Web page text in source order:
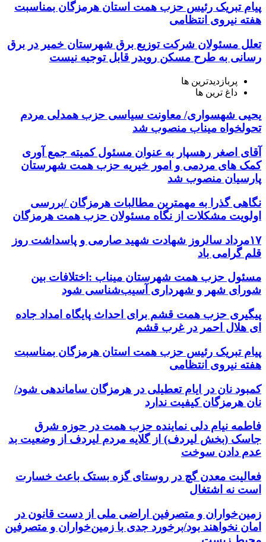
پیام تبریک رئیس حزب همت استان هرمزگان بمناسبت
هفته نیروی انتظامی
تعلل مسئولان شرکت توزیع برق شهرستان خمیر در برق
رسانی به طرح مسکن رویدر قابل توجیه نیست
پربازدیدترین ها
داغ ترین ها
یحیی شهسواری/ معاونت سیاسی حزب همدلی مردم
تحولخواه میناب منصوب شد
آقای اصغر رهسپار به عنوان مسئول کمیته جمع آوری
کمک های مردمی و امور خیریه حزب همت شهرستان
پارسیان منصوب شد
نگاهی گذرا به مهمترین مطالبات هرمزگان /بررسی
اولویت مشکلات از نگاه مسئولان حزب همت هرمزگان
۱۷مرداد سالروز شهادت شهید صارمی و پاسداشت روز
قلم گرامی باد
مسئول حزب همت شهرستان میناب :اختلافات بین
شورای شهر و شهرداری آسیب‌شناسی شود
پیگیری حزب همت قشم برای احداث پایگاه امداد جاده
ای هلال احمر در غرب قشم
پیام تبریک رئیس حزب همت استان هرمزگان بمناسبت
هفته نیروی انتظامی
کمبود نان در ایام تعطیلی در هرمزگان ساماندهی شود/
نان هرمزگان کیفیت ندارد
فاطمه نیام دلی نماینده حزب همت در حوزه شرق
جاسک (بخش لیردف) از گلایه مردم لیردف از وضعیت بد
عدم دادن سوخت
فعالیت معدن گچ در روستای گزه بستک باعث خسارت
است نه اشتغال
زمین‌خواران و متصرفین اراضی ملی از دست قانون در
امان نخواهند بود/برخورد جدی با زمین‌خواران و متصرفین